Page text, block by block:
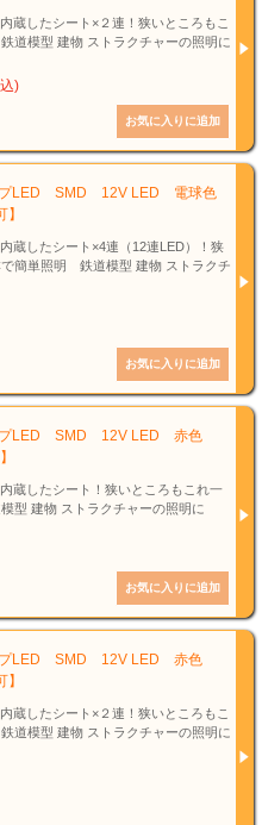
蔵したシート×２連！狭いところもこ
道模型 建物 ストラクチャーの照明に
)
プLED SMD 12V LED 電球色
蔵したシート×4連（12連LED）！狭
で簡単照明 鉄道模型 建物 ストラクチ
プLED SMD 12V LED 赤色
蔵したシート！狭いところもこれ一
型 建物 ストラクチャーの照明に
プLED SMD 12V LED 赤色
蔵したシート×２連！狭いところもこ
道模型 建物 ストラクチャーの照明に